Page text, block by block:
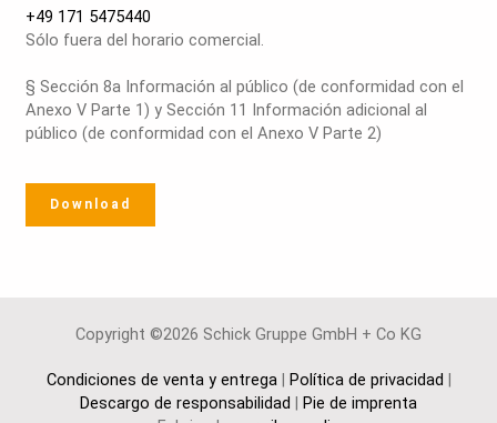
+49 171 5475440
Sólo fuera del horario comercial.
§ Sección 8a Información al público (de conformidad con el
Anexo V Parte 1) y Sección 11 Información adicional al
público (de conformidad con el Anexo V Parte 2)
Download
Copyright ©2026 Schick Gruppe GmbH + Co KG
Condiciones de venta y entrega| Política de privacidad |
Descargo de responsabilidad | Pie de imprenta